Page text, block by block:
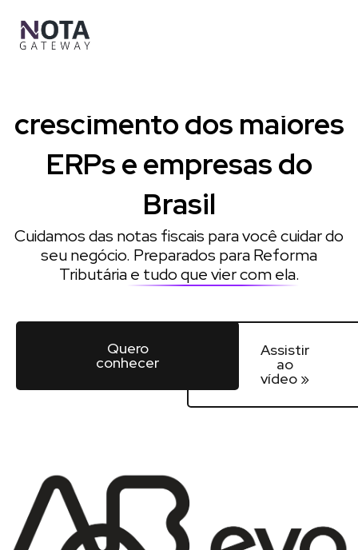
para
crescimento dos maiores
ERPs e empresas do
Brasil
Cuidamos das notas fiscais para você cuidar do
seu negócio. Preparados para Reforma
Tributáriae tudo que vier com ela.
Quero
conhecer
Assistir
ao
vídeo »